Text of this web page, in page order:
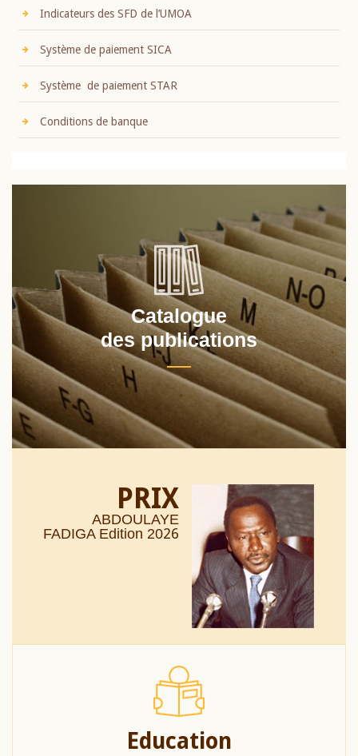
Indicateurs des SFD de l’UMOA
Système de paiement SICA
Système de paiement STAR
Conditions de banque
Catalogue
des publications
PRIX
ABDOULAYE
FADIGA Edition 2026
Education